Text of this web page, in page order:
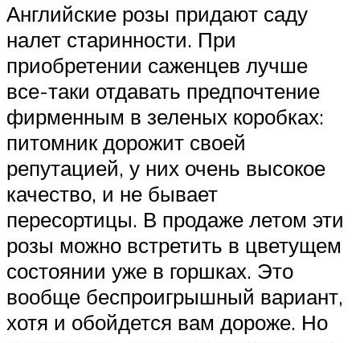
Английские розы придают саду
налет старинности. При
приобретении саженцев лучше
все-таки отдавать предпочтение
фирменным в зеленых коробках:
питомник дорожит своей
репутацией, у них очень высокое
качество, и не бывает
пересортицы. В продаже летом эти
розы можно встретить в цветущем
состоянии уже в горшках. Это
вообще беспроигрышный вариант,
хотя и обойдется вам дороже. Но